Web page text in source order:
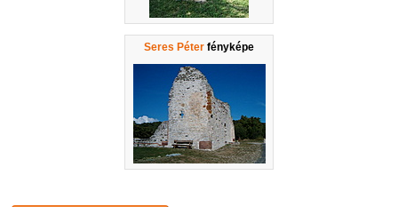
Seres Péter fényképe